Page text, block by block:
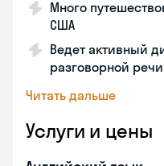
Много
США
Ведет активный
разговорной речи
Читать дальше
Услуги и цены